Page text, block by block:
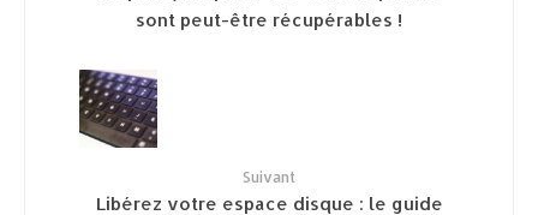
sont peut-être récupérables !
Suivant
Libérez votre espace disque : le guide